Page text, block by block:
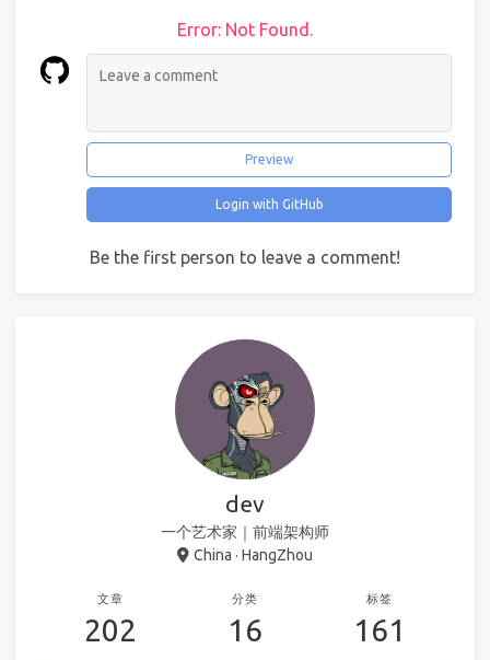
Error: Not Found.
Preview
Login with GitHub
Be the first person to leave a comment!
dev
一个艺术家｜前端架构师
China · HangZhou
文章
202
分类
16
标签
161